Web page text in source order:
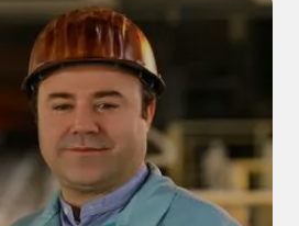
نرخ سود بانکی؛ تیغ دو لبه برای تولید و بازار سرمایه